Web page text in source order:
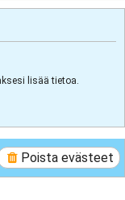
lisää tietoa.
Poista evästeet